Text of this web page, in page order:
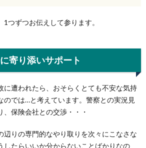
つずつお伝えして参ります。
寄り添いサポート
に遭われたら、おそらくとても不安な気持
のでは…と考えています。警察との実況見
保険会社との交渉・・・
辺りの専門的なやり取りを次々にこなさな
したらいいか分からないことばかりなの